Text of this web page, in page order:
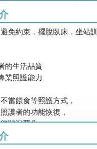
避免約束．擺脫臥床．坐站
的生活品質
業照護能力
當餵食等照護方式，
護者的功能恢復，
狀況惡化。
性的引導與專業性的照護，
的自主生活能力，重拾自